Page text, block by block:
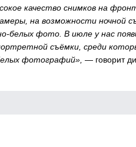
качество снимков на
на возможности ночной
белых фото. В июле у нас
съёмки, среди
фотографий», — говорит